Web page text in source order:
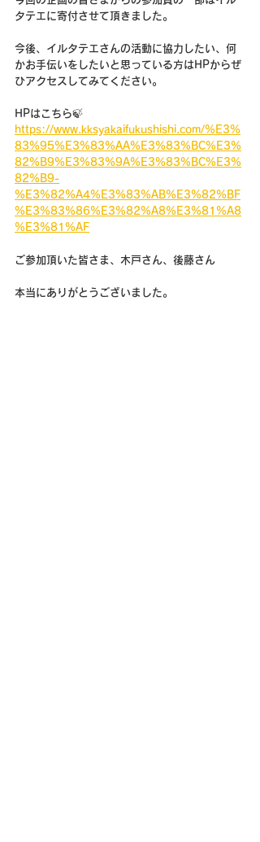
タテエに寄付させて頂きました。
今後、イルタテエさんの活動に協力したい、何
かお手伝いをしたいと思っている方はHPからぜ
ひアクセスしてみてください。
HPはこちら🍃
https://www.kksyakaifukushishi.com/%E3%
83%95%E3%83%AA%E3%83%BC%E3%
82%B9%E3%83%9A%E3%83%BC%E3%
82%B9-
%E3%82%A4%E3%83%AB%E3%82%BF
%E3%83%86%E3%82%A8%E3%81%A8
%E3%81%AF
ご参加頂いた皆さま、木戸さん、後藤さん
本当にありがとうございました。